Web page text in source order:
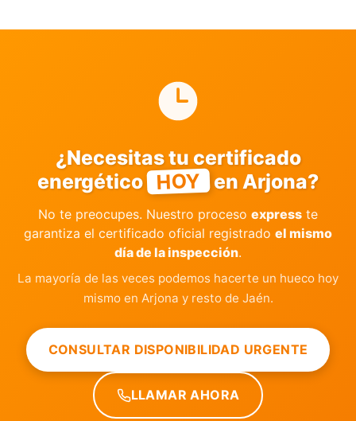
¿Necesitas tu certificado
energético HOY en Arjona?
No te preocupes. Nuestro proceso express te
garantiza el certificado oficial registrado el mismo
día de la inspección.
La mayoría de las veces podemos hacerte un hueco hoy
mismo en Arjona y resto de Jaén.
CONSULTAR DISPONIBILIDAD URGENTE
LLAMAR AHORA